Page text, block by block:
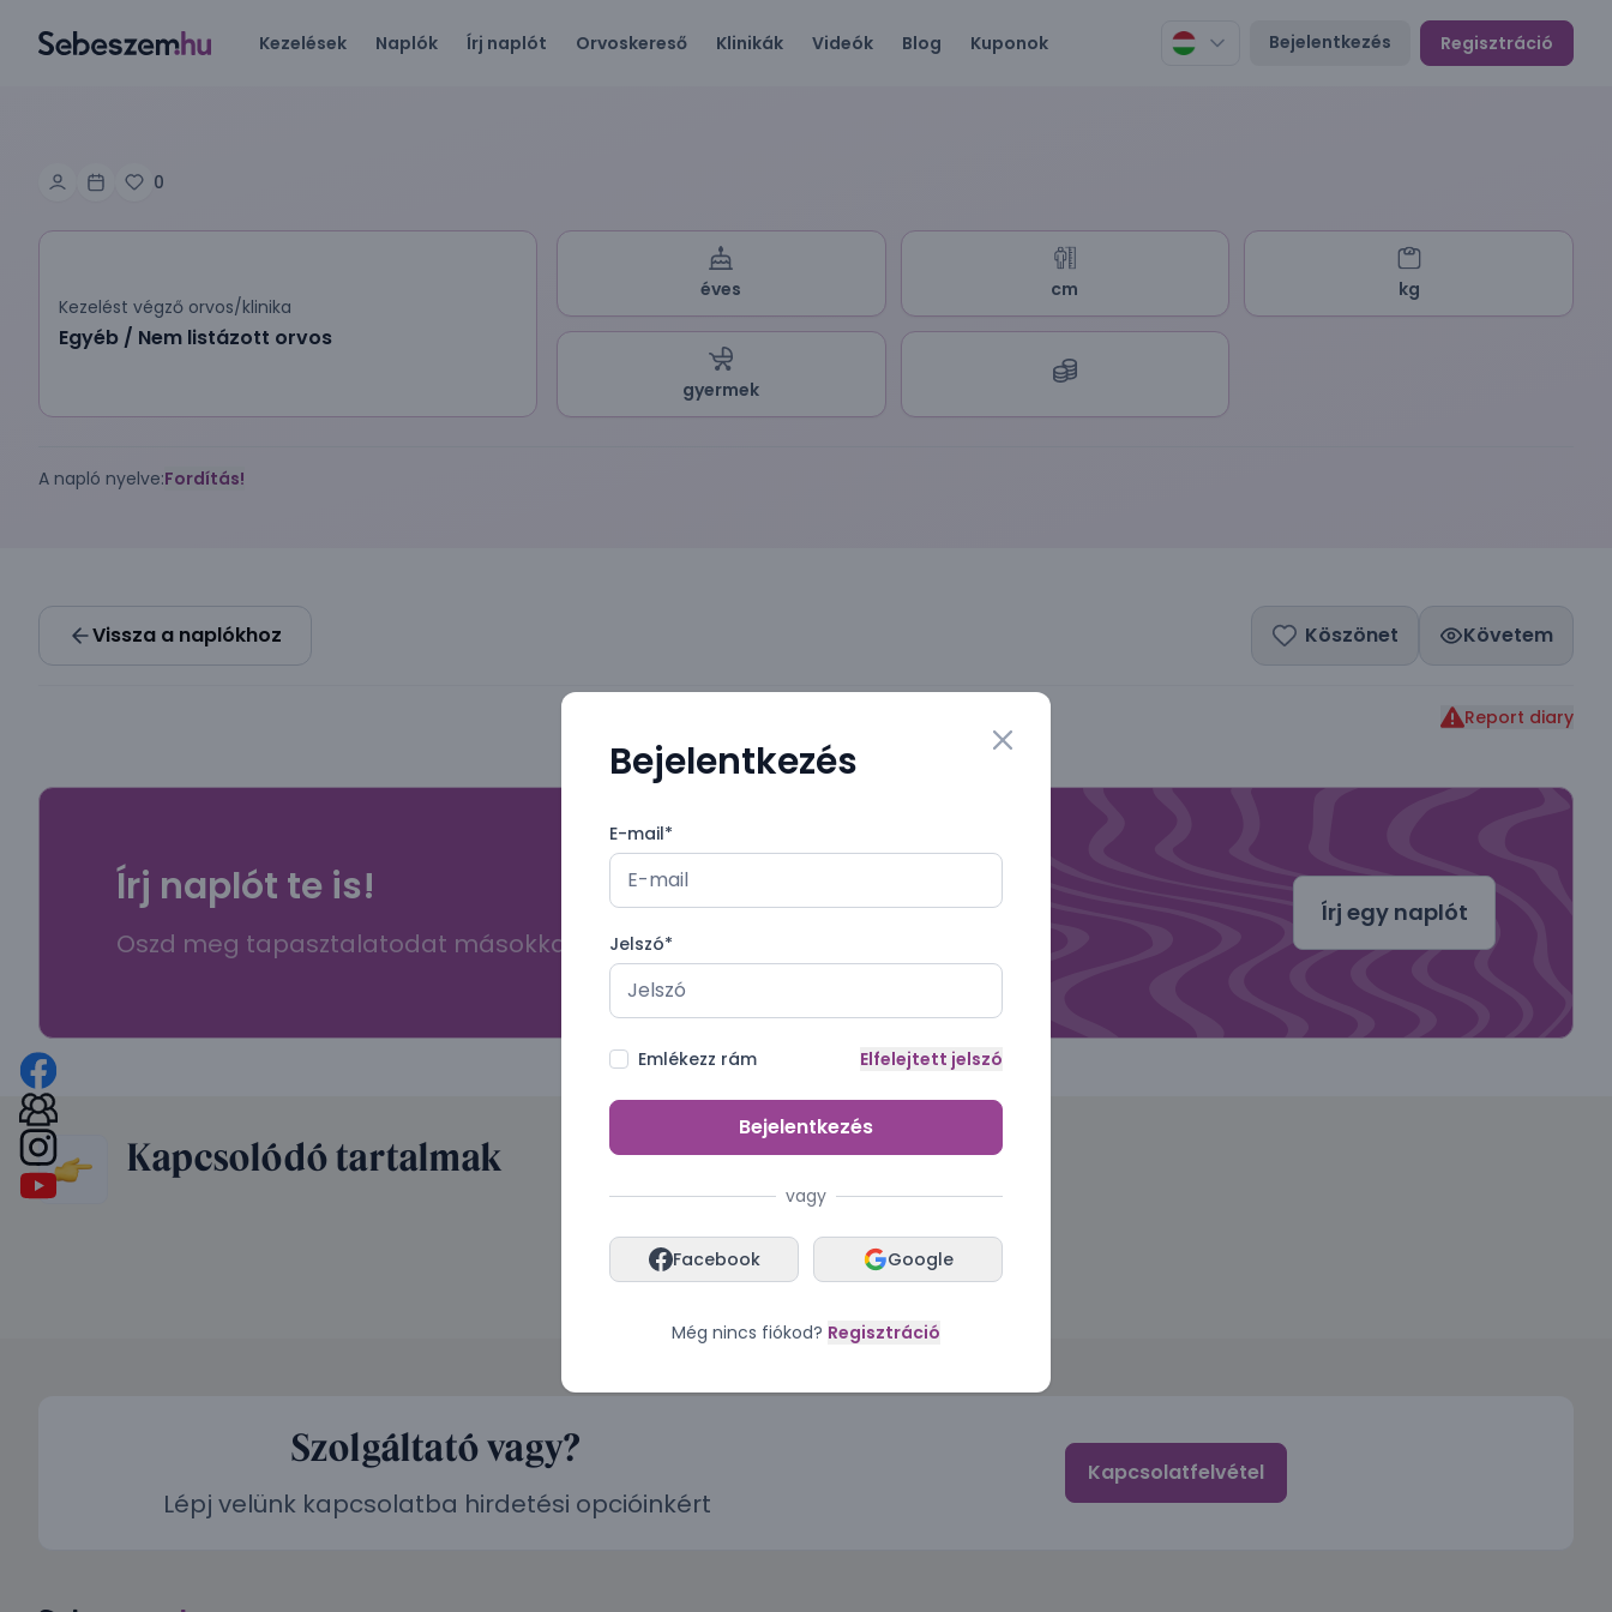
Bejelentkezés Regisztráció
Kezelések Naplók Írj naplót Orvoskereső Klinikák Videók Blog Kuponok
0
Kezelést végző orvos/klinika
Egyéb / Nem listázott orvos
éves cm kg
gyermek
A napló nyelve:Fordítás!
Vissza a naplókhoz Köszönet Követem
Report diary
Írj naplót te is!
Oszd meg tapasztalatodat másokkal
Írj egy naplót
Kapcsolódó tartalmak
Szolgáltató vagy?
Lépj velünk kapcsolatba hirdetési opcióinkért
Kapcsolatfelvétel
Bejelentkezés Close modal
E-mail*
Jelszó*
Emlékezz rám Elfelejtett jelszó
Bejelentkezés
vagy
Facebook Google
Még nincs fiókod? Regisztráció